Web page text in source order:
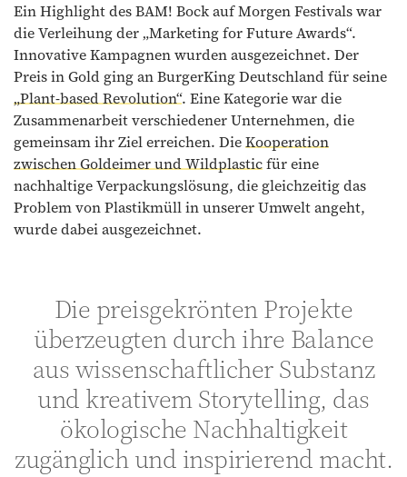
Ein Highlight des BAM! Bock auf Morgen Festivals war
die Verleihung der „Marketing for Future Awards“.
Innovative Kampagnen wurden ausgezeichnet. Der
Preis in Gold ging an BurgerKing Deutschland für seine
„Plant-based Revolution“. Eine Kategorie war die
Zusammenarbeit verschiedener Unternehmen, die
gemeinsam ihr Ziel erreichen. DieKooperation
zwischen Goldeimer und Wildplasticfür eine
nachhaltige Verpackungslösung, die gleichzeitig das
Problem von Plastikmüll in unserer Umwelt angeht,
wurde dabei ausgezeichnet.
Die preisgekrönten Projekte
überzeugten durch ihre Balance
aus wissenschaftlicher Substanz
und kreativem Storytelling, das
ökologische Nachhaltigkeit
zugänglich und inspirierend macht.